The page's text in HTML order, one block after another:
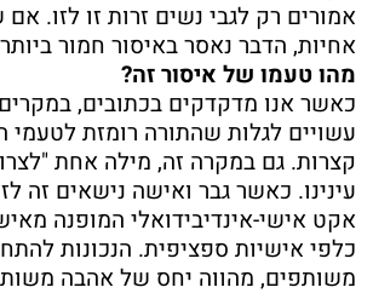
אמורים רק לגבי נשים זרות זו לזו.
אחיות, הדבר נאסר באיסור חמור
מהו טעמו של איסור זה?
כאשר אנו מדקדקים בכתובים,
עשויים לגלות שהתורה רומזת לטעמי
קצרות. גם במקרה זה, מילה אחת
עינינו. כאשר גבר ואישה נישאים זה
אקט אישי-אינדיבידואלי המופנה
כלפי אישיות ספציפית. הנכונות
משותפים, מהווה יחס של אהבה